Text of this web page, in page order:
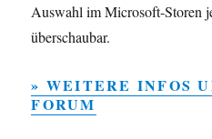
Auswahl im Microsoft-Storen
überschaubar.
» WEITERE INFOS
FORUM